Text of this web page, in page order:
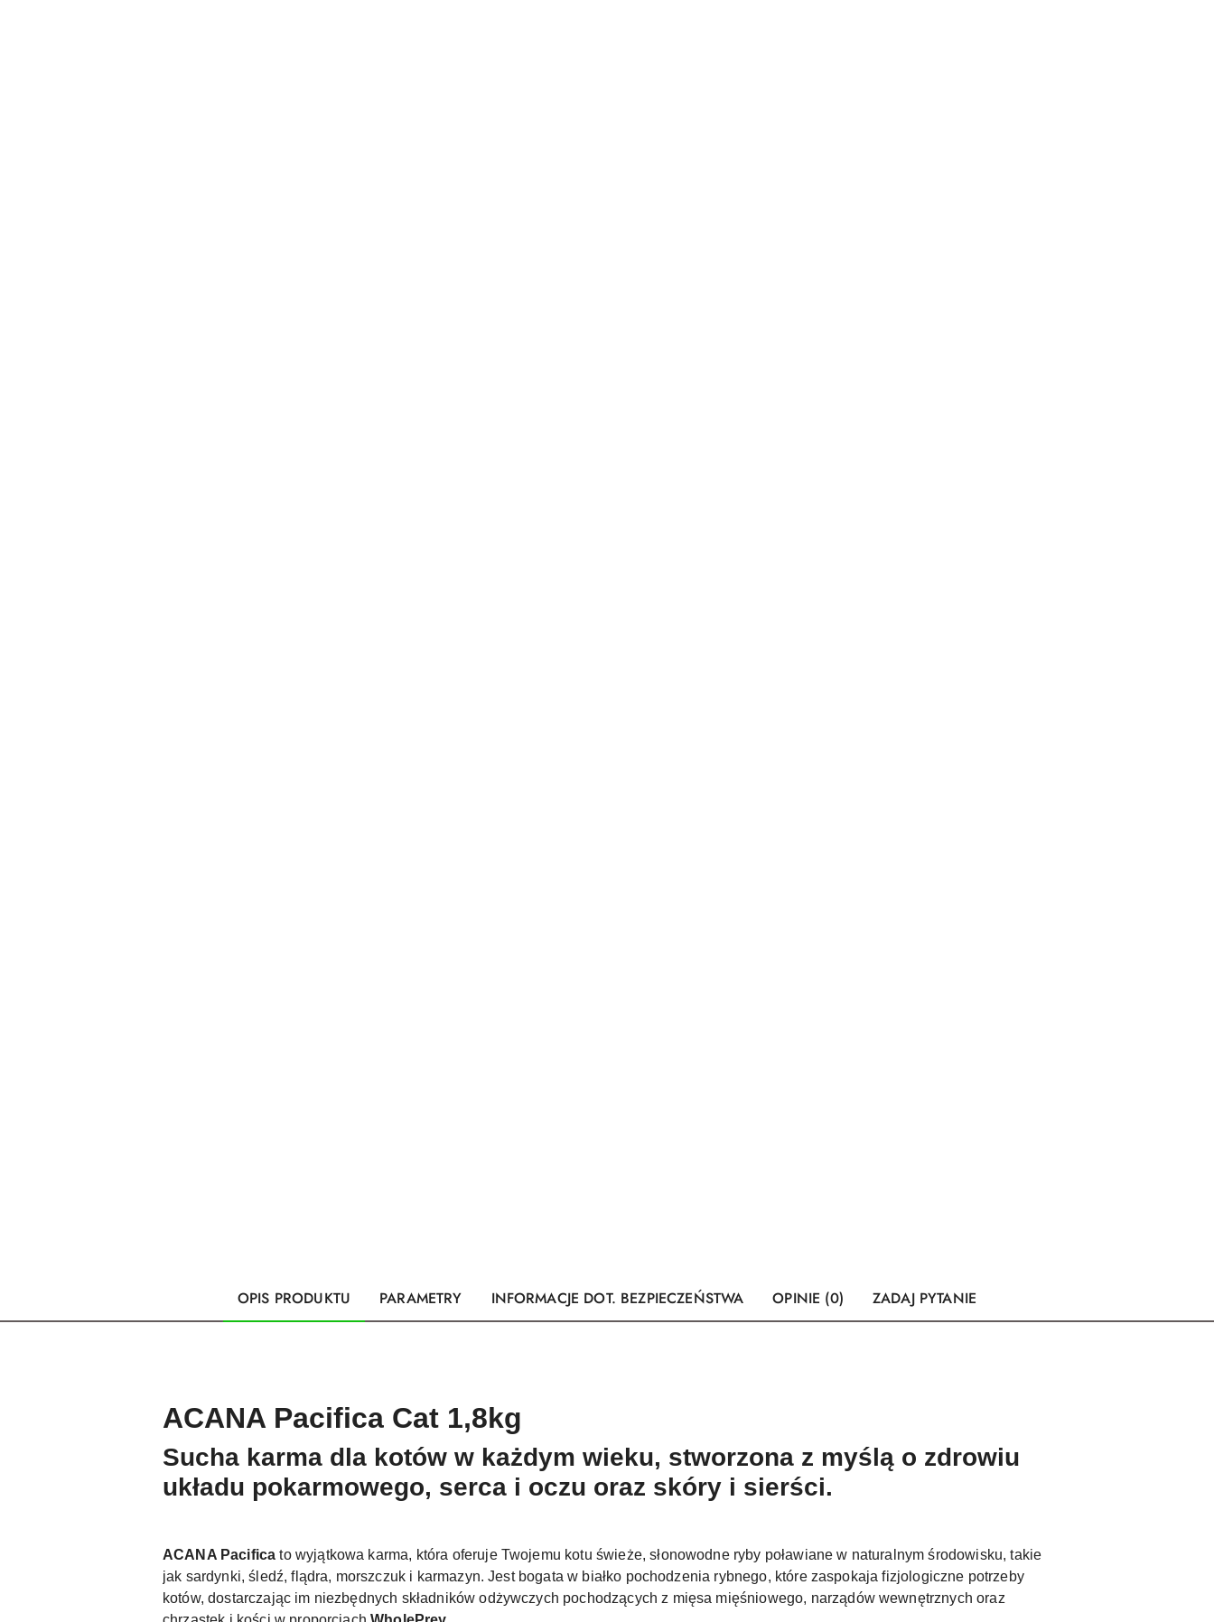
OPIS PRODUKTU PARAMETRY INFORMACJE DOT. BEZPIECZEŃSTWA OPINIE (0) ZADAJ PYTANIE
ACANA Pacifica Cat 1,8kg
Sucha karma dla kotów w każdym wieku, stworzona z myślą o zdrowiu
układu pokarmowego, serca i oczu oraz skóry i sierści.
ACANA Pacifica to wyjątkowa karma, która oferuje Twojemu kotu świeże, słonowodne ryby poławiane w naturalnym środowisku, takie
jak sardynki, śledź, flądra, morszczuk i karmazyn. Jest bogata w białko pochodzenia rybnego, które zaspokaja fizjologiczne potrzeby
kotów, dostarczając im niezbędnych składników odżywczych pochodzących z mięsa mięśniowego, narządów wewnętrznych oraz